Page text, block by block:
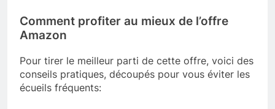
Comment profiter au mieux de l’offre
Amazon
Pour tirer le meilleur parti de cette offre, voici des
conseils pratiques, découpés pour vous éviter les
écueils fréquents: